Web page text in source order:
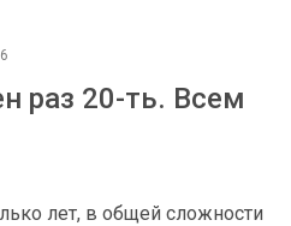
раз 20-ть. Всем
лет, в общей сложности